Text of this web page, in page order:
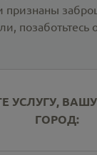
признаны
позаботьтесь
УСЛУГУ,
ГОРОД: